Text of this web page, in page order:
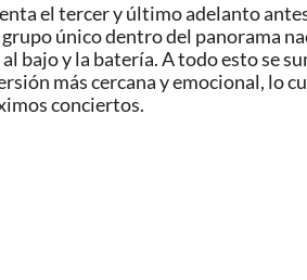
el tercer y último adelanto
único dentro del panorama
bajo y la batería. A todo esto se
más cercana y emocional, lo
conciertos.